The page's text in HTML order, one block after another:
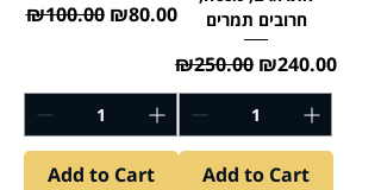
Regular Price
₪100.00 Sale Price
₪80.00
Add to Cart
חרובים תמרים
Regular Price
₪250.00 Sale Price
₪240.00
Add to Cart